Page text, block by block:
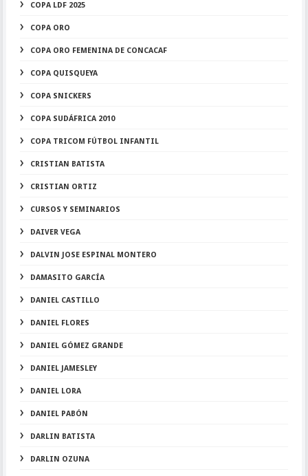
COPA LDF 2025
COPA ORO
COPA ORO FEMENINA DE CONCACAF
COPA QUISQUEYA
COPA SNICKERS
COPA SUDÁFRICA 2010
COPA TRICOM FÚTBOL INFANTIL
CRISTIAN BATISTA
CRISTIAN ORTIZ
CURSOS Y SEMINARIOS
DAIVER VEGA
DALVIN JOSE ESPINAL MONTERO
DAMASITO GARCÍA
DANIEL CASTILLO
DANIEL FLORES
DANIEL GÓMEZ GRANDE
DANIEL JAMESLEY
DANIEL LORA
DANIEL PABÓN
DARLIN BATISTA
DARLIN OZUNA